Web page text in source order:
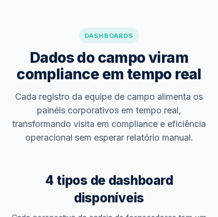
DASHBOARDS
Dados do campo viram
compliance em tempo real
Cada registro da equipe de campo alimenta os
painéis corporativos em tempo real,
transformando visita em compliance e eficiência
operacional sem esperar relatório manual.
4 tipos de dashboard
disponíveis